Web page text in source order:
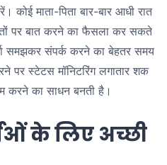
कोई माता-पिता बार-बार आधी रात
पर बात करने का फैसला कर सकते
समझकर संपर्क करने का बेहतर समय
पर स्टेटस मॉनिटरिंग लगातार शक
करने का साधन बनती है।
के लिए अच्छी